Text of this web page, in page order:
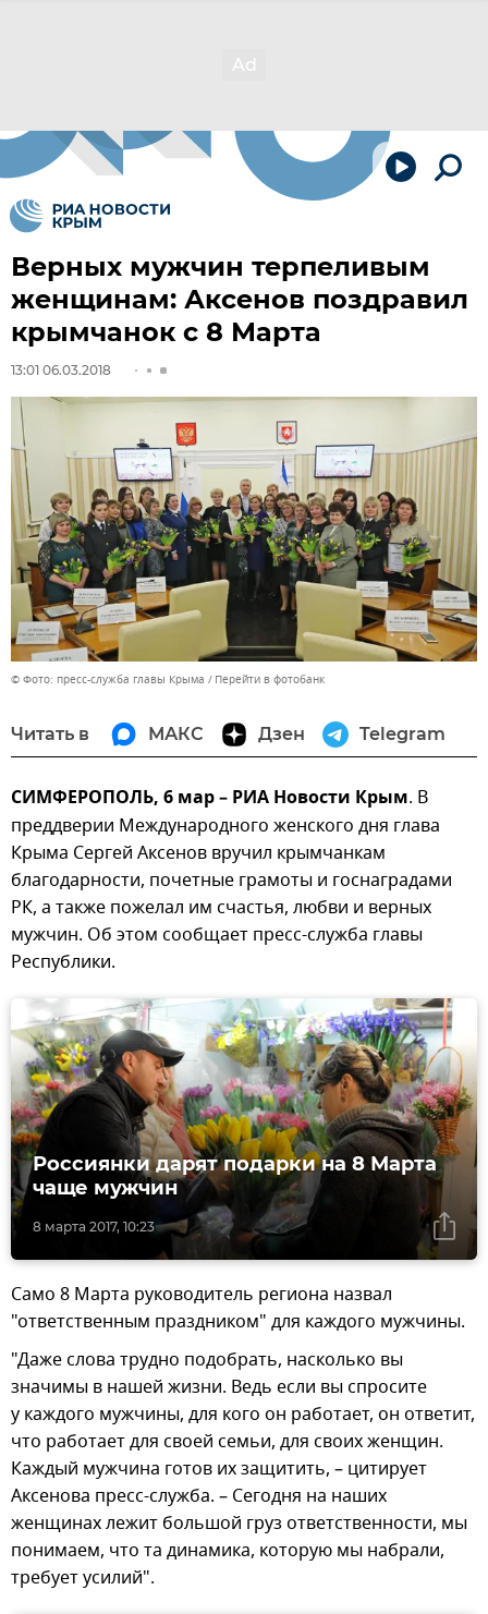
Верных мужчин терпеливым
женщинам: Аксенов поздравил
крымчанок с 8 Марта
13:01 06.03.2018
© Фото: пресс-служба главы Крыма Перейти в фотобанк
Читать в МАКС Дзен Telegram
СИМФЕРОПОЛЬ, 6 мар – РИА Новости Крым. В
преддверии Международного женского дня глава
Крыма Сергей Аксенов вручил крымчанкам
благодарности, почетные грамоты и госнаградами
РК, а также пожелал им счастья, любви и верных
мужчин. Об этом сообщает пресс-служба главы
Республики.
8 марта 2017, 10:23
Россиянки дарят подарки на 8 Марта
чаще мужчин
Само 8 Марта руководитель региона назвал
"ответственным праздником" для каждого мужчины.
"Даже слова трудно подобрать, насколько вы
значимы в нашей жизни. Ведь если вы спросите
у каждого мужчины, для кого он работает, он ответит,
что работает для своей семьи, для своих женщин.
Каждый мужчина готов их защитить, – цитирует
Аксенова пресс-служба. – Сегодня на наших
женщинах лежит большой груз ответственности, мы
понимаем, что та динамика, которую мы набрали,
требует усилий".